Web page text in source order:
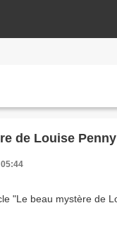
de Louise Penny